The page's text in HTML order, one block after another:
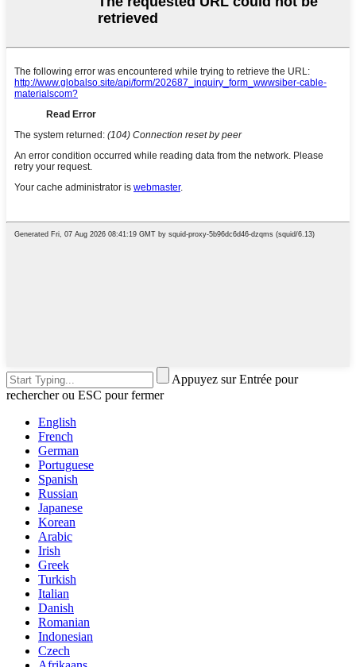
Appuyez sur Entrée pour
rechercher ou ESC pour fermer
English
French
German
Portuguese
Spanish
Russian
Japanese
Korean
Arabic
Irish
Greek
Turkish
Italian
Danish
Romanian
Indonesian
Czech